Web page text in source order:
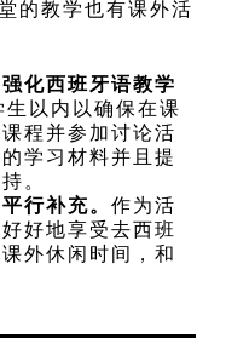
的教学也有课外活
化西班牙语教学
以内以确保在课
程并参加讨论活
学习材料并且提
。
行补充。 作为活
好地享受去西班
外休闲时间，和